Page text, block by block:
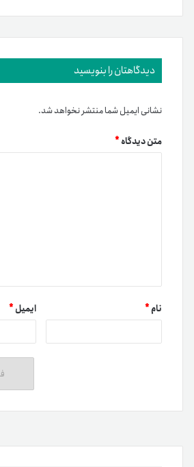
دیدگاهتان را بنویسید
نشانی ایمیل شما منتشر نخواهد شد.
متن دیدگاه*
نام* ایمیل*